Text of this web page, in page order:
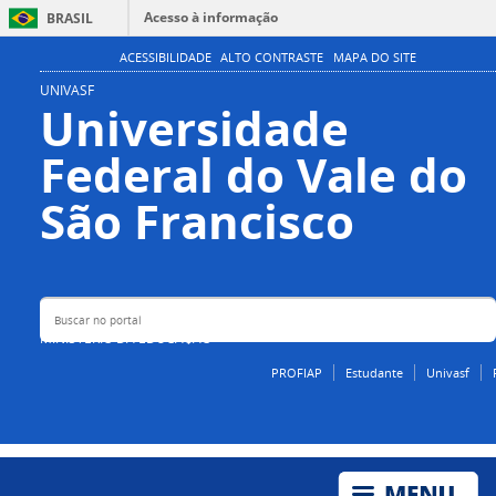
BRASIL
Acesso à informação
Participe
Canais
ACESSIBILIDADE ALTO CONTRASTE MAPA DO SITE
UNIVASF
Universidade
Federal do Vale do
São Francisco
MINISTÉRIO DA EDUCAÇÃO
Buscar no portal
PROFIAP Estudante Univasf